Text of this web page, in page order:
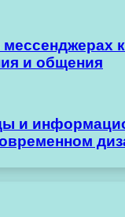
мессенджерах
и общения
и